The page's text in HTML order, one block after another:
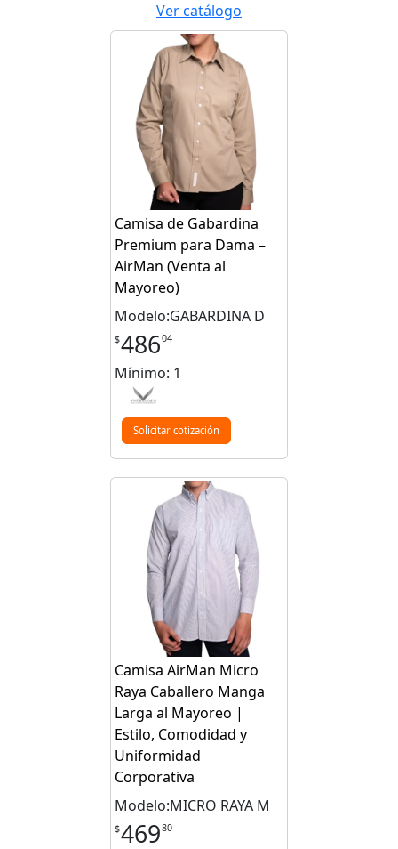
Ver catálogo
Camisa de Gabardina
Premium para Dama –
AirMan (Venta al
Mayoreo)
Modelo:GABARDINA D
$48604
Mínimo: 1
Solicitar cotización
Camisa AirMan Micro
Raya Caballero Manga
Larga al Mayoreo |
Estilo, Comodidad y
Uniformidad
Corporativa
Modelo:MICRO RAYA M
$46980